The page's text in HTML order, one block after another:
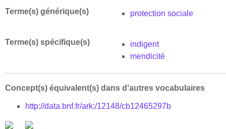
Terme(s) générique(s) protection sociale
Terme(s) spécifique(s)
indigent
mendicité
Concept(s) équivalent(s) dans d'autres vocabulaires
http://data.bnf.fr/ark:/12148/cb12465297b